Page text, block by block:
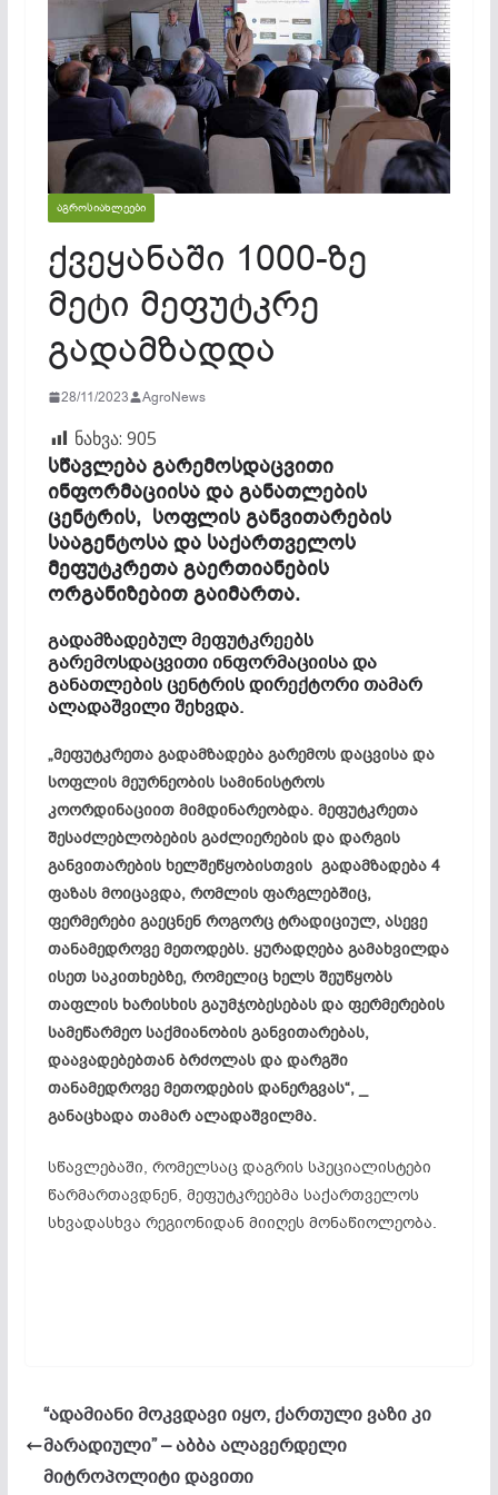
ᲐᲒᲠᲝᲡᲘᲐᲮᲚᲔᲔᲑᲘ
ქვეყანაში 1000-ზე
მეტი მეფუტკრე
გადამზადდა
28/11/2023 AgroNews
ნახვა: 905
სწავლება გარემოსდაცვითი
ინფორმაციისა და განათლების
ცენტრის, სოფლის განვითარების
სააგენტოსა და საქართველოს
მეფუტკრეთა გაერთიანების
ორგანიზებით გაიმართა.
გადამზადებულ მეფუტკრეებს
გარემოსდაცვითი ინფორმაციისა და
განათლების ცენტრის დირექტორი თამარ
ალადაშვილი შეხვდა.
„მეფუტკრეთა გადამზადება გარემოს დაცვისა და
სოფლის მეურნეობის სამინისტროს
კოორდინაციით მიმდინარეობდა. მეფუტკრეთა
შესაძლებლობების გაძლიერების და დარგის
განვითარების ხელშეწყობისთვის გადამზადება 4
ფაზას მოიცავდა, რომლის ფარგლებშიც,
ფერმერები გაეცნენ როგორც ტრადიციულ, ასევე
თანამედროვე მეთოდებს. ყურადღება გამახვილდა
ისეთ საკითხებზე, რომელიც ხელს შეუწყობს
თაფლის ხარისხის გაუმჯობესებას და ფერმერების
სამეწარმეო საქმიანობის განვითარებას,
დაავადებებთან ბრძოლას და დარგში
თანამედროვე მეთოდების დანერგვას“, _
განაცხადა თამარ ალადაშვილმა.
სწავლებაში, რომელსაც დაგრის სპეციალისტები
წარმართავდნენ, მეფუტკრეებმა საქართველოს
სხვადასხვა რეგიონიდან მიიღეს მონაწიოლეობა.
“ადამიანი მოკვდავი იყო, ქართული ვაზი კი
მარადიული” – აბბა ალავერდელი
მიტროპოლიტი დავითი